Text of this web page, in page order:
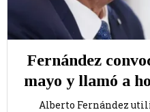
Fernández
mayo y llamó a
Alberto Fernández